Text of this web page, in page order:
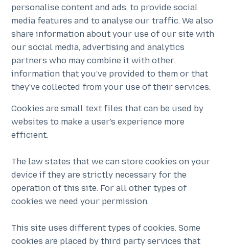
personalise content and ads, to provide social
media features and to analyse our traffic. We also
share information about your use of our site with
our social media, advertising and analytics
partners who may combine it with other
information that you’ve provided to them or that
they’ve collected from your use of their services.
Cookies are small text files that can be used by
websites to make a user's experience more
efficient.
The law states that we can store cookies on your
device if they are strictly necessary for the
operation of this site. For all other types of
cookies we need your permission.
This site uses different types of cookies. Some
cookies are placed by third party services that